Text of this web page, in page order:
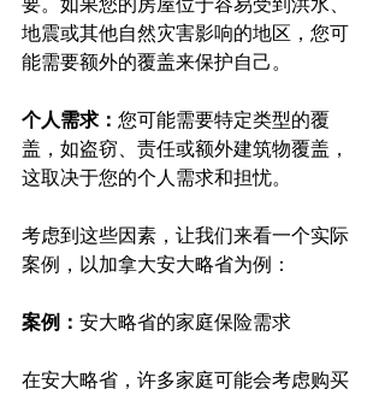
地震或其他自然灾害影响的地区，您可
能需要额外的覆盖来保护自己。
个人需求： 您可能需要特定类型的覆
盖，如盗窃、责任或额外建筑物覆盖，
这取决于您的个人需求和担忧。
考虑到这些因素，让我们来看一个实际
案例，以加拿大安大略省为例：
案例： 安大略省的家庭保险需求
在安大略省，许多家庭可能会考虑购买